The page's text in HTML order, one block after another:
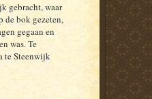
gebracht, waar
de bok gezeten,
gegaan en
was. Te
te Steenwijk